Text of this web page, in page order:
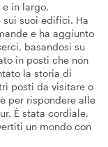
in largo,
suoi edifici. Ha
e ha aggiunto
basandosi su
in posti che non
la storia di
posti da visitare o
per rispondere alle
È stata cordiale,
un mondo con